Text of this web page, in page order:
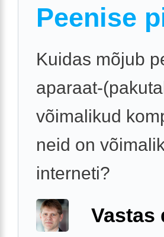
Peenise
Kuidas mõjub
aparaat-
võimalikud
neid on
interneti?
Vastas